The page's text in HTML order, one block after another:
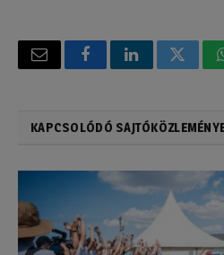
Email FacebookLinkedInTwitter
KAPCSOLÓDÓ